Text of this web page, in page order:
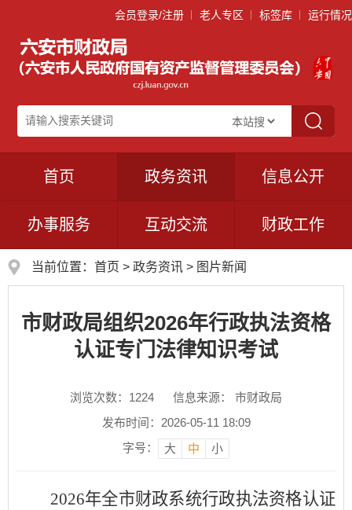
会员登录/注册 老人专区 标签库 运行情况
首页 政务资讯 信息公开
办事服务 互动交流 财政工作
当前位置： 首页 > 政务资讯 > 图片新闻
市财政局组织2026年行政执法资格
认证专门法律知识考试
浏览次数： 1224
信息来源： 市财政局
发布时间：2026-05-11 18:09
字号：
大 中 小
2026年全市财政系统行政执法资格认证